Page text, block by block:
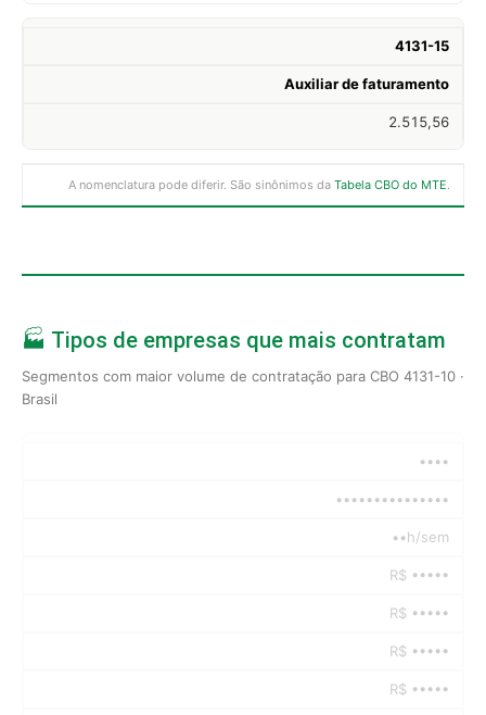
4131-15
Auxiliar de faturamento
2.515,56
A nomenclatura pode diferir. São sinônimos da Tabela CBO do MTE.
🏭 Tipos de empresas que mais contratam
Segmentos com maior volume de contratação para CBO 4131-10 ·
Brasil
••••
•••••••••••••••
••h/sem
R$ •••••
R$ •••••
R$ •••••
R$ •••••